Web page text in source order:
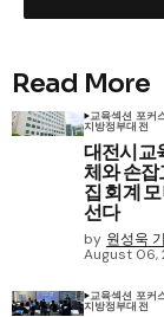
Read More
교육섹션 포커
지방정부대전
대전시교
체와 손
집 회계
선다
by 원성욱
August 06,
교육섹션 포커
지방정부대전